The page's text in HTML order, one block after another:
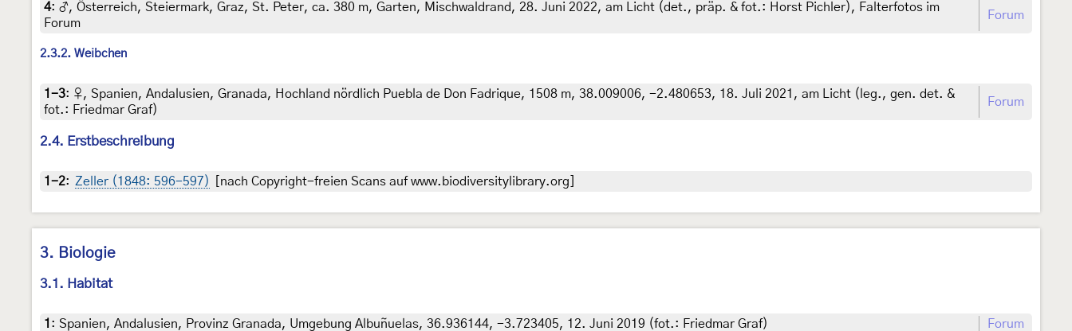
4: ♂, Österreich, Steiermark, Graz, St. Peter, ca. 380 m, Garten, Mischwaldrand, 28. Juni 2022, am Licht (det., präp. & fot.: Horst Pichler), Falterfotos im
Forum
Forum
2.3.2. Weibchen
1-3: ♀, Spanien, Andalusien, Granada, Hochland nördlich Puebla de Don Fadrique, 1508 m, 38.009006, -2.480653, 18. Juli 2021, am Licht (leg., gen. det. &
fot.: Friedmar Graf)
Forum
2.4. Erstbeschreibung
1-2: Zeller (1848: 596-597) [nach Copyright-freien Scans auf www.biodiversitylibrary.org]
3. Biologie
3.1. Habitat
1 : Spanien, Andalusien, Provinz Granada, Umgebung Albuñuelas, 36.936144, -3.723405, 12. Juni 2019 (fot.: Friedmar Graf)
Forum